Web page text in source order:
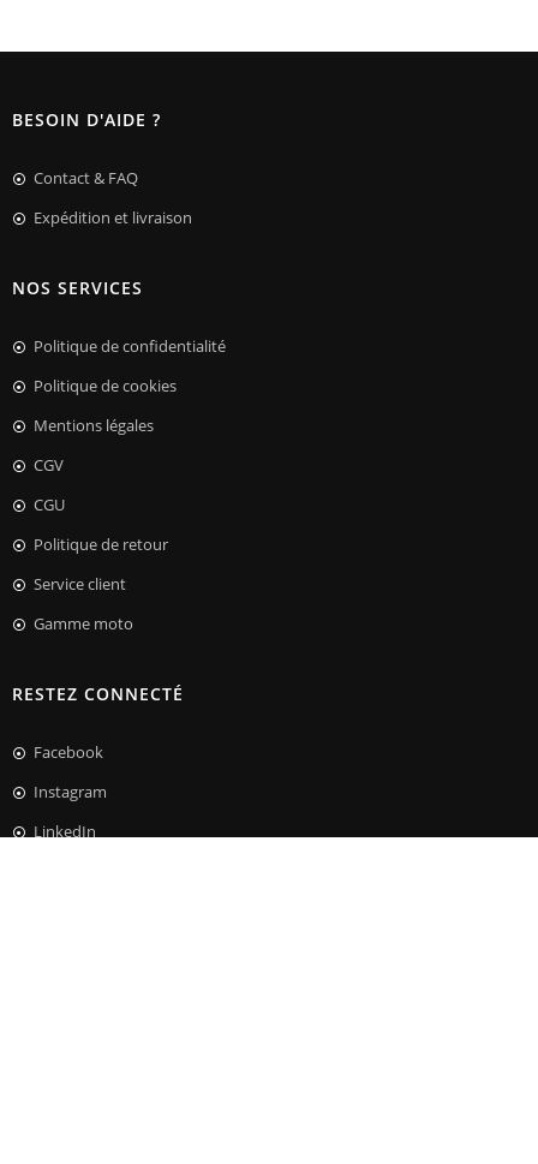
BESOIN D'AIDE ?
Contact & FAQ
Expédition et livraison
NOS SERVICES
Politique de confidentialité
Politique de cookies
Mentions légales
CGV
CGU
Politique de retour
Service client
Gamme moto
RESTEZ CONNECTÉ
Facebook
Instagram
LinkedIn